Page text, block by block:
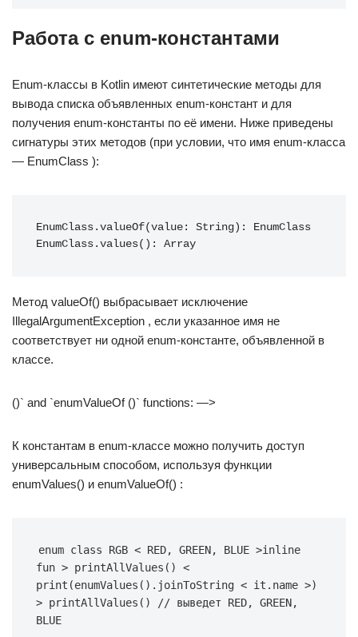
Работа с enum-константами
Enum-классы в Kotlin имеют синтетические методы для
вывода списка объявленных enum-констант и для
получения enum-константы по её имени. Ниже приведены
сигнатуры этих методов (при условии, что имя enum-класса
— EnumClass ):
EnumClass.valueOf(value: String): EnumClass
EnumClass.values(): Array
Метод valueOf() выбрасывает исключение
IllegalArgumentException , если указанное имя не
соответствует ни одной enum-константе, объявленной в
классе.
()` and `enumValueOf ()` functions: —>
К константам в enum-классе можно получить доступ
универсальным способом, используя функции
enumValues() и enumValueOf() :
enum class RGB < RED, GREEN, BLUE >inline
fun > printAllValues() <
print(enumValues().joinToString < it.name >)
> printAllValues() // выведет RED, GREEN,
BLUE